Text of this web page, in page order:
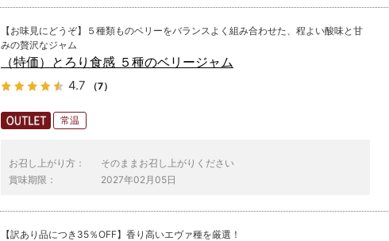
【お味見にどうぞ】５種類ものベリーをバランスよく組み合わせた、程よい酸味と甘
みの贅沢なジャム
（特価）とろり食感 ５種のベリージャム
4.7 （7）
常温
お召し上がり方：
そのままお召し上がりください
賞味期限：
2027年02月05日
【訳あり品につき35％OFF】香り高いエヴァ種を厳選！